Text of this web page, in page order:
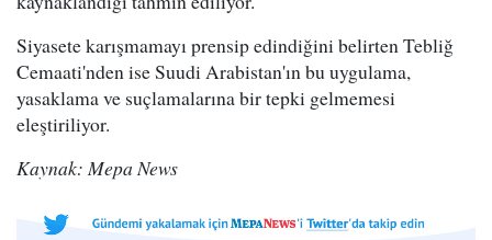
Siyasete karışmamayı prensip edindiğini belirten Tebliğ
Cemaati'nden ise Suudi Arabistan'ın bu uygulama,
yasaklama ve suçlamalarına bir tepki gelmemesi
eleştiriliyor.
Kaynak: Mepa News